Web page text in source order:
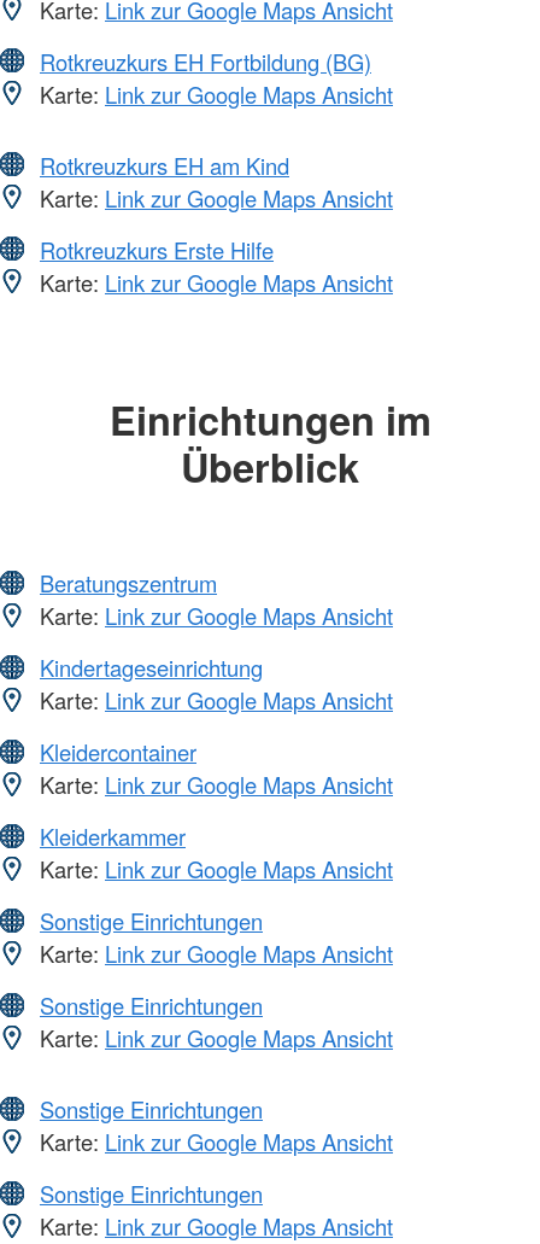
Karte: Link zur Google Maps Ansicht
Rotkreuzkurs EH Fortbildung (BG)
Karte: Link zur Google Maps Ansicht
Rotkreuzkurs EH am Kind
Karte: Link zur Google Maps Ansicht
Rotkreuzkurs Erste Hilfe
Karte: Link zur Google Maps Ansicht
Einrichtungen im
Überblick
Beratungszentrum
Karte: Link zur Google Maps Ansicht
Kindertageseinrichtung
Karte: Link zur Google Maps Ansicht
Kleidercontainer
Karte: Link zur Google Maps Ansicht
Kleiderkammer
Karte: Link zur Google Maps Ansicht
Sonstige Einrichtungen
Karte: Link zur Google Maps Ansicht
Sonstige Einrichtungen
Karte: Link zur Google Maps Ansicht
Sonstige Einrichtungen
Karte: Link zur Google Maps Ansicht
Sonstige Einrichtungen
Karte: Link zur Google Maps Ansicht